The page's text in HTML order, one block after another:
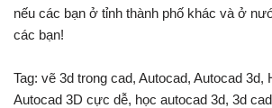
nếu các bạn ở tỉnh thành phố khác và ở
các bạn!
Tag: vẽ 3d trong cad, Autocad, Autocad
Autocad 3D cực dễ, học autocad 3d, 3d